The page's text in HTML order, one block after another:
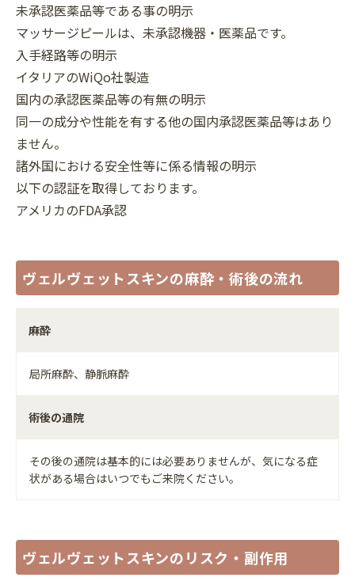
未承認医薬品等である事の明示
マッサージピールは、未承認機器・医薬品です。
入手経路等の明示
イタリアのWiQo社製造
国内の承認医薬品等の有無の明示
同一の成分や性能を有する他の国内承認医薬品等はあり
ません。
諸外国における安全性等に係る情報の明示
以下の認証を取得しております。
アメリカのFDA承認
ヴェルヴェットスキンの麻酔・術後の流れ
麻酔
局所麻酔、静脈麻酔
術後の通院
その後の通院は基本的には必要ありませんが、気になる症
状がある場合はいつでもご来院ください。
ヴェルヴェットスキンのリスク・副作用